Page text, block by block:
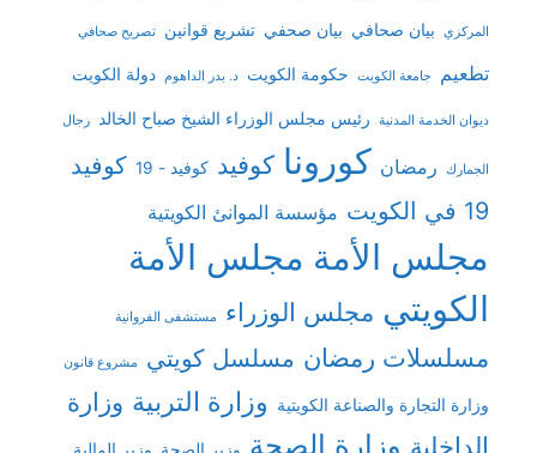
المركزي بيان صحافي بيان صحفي تشريع قوانين تصريح صحافي
تطعيم جامعة الكويت حكومة الكويت د. بدر الداهوم دولة الكويت
ديوان الخدمة المدنية رئيس مجلس الوزراء الشيخ صباح الخالد رجال
الجمارك رمضان كورونا كوفيد كوفيد - 19
كوفيد
19 في الكويت
مؤسسة الموانئ الكويتية
مجلس الأمة مجلس الأمة
الكويتي مجلس الوزراء مستشفى الفروانية
مسلسلات رمضان مسلسل كويتي مشروع قانون
وزارة التجارة والصناعة الكويتية وزارة التربية وزارة
الداخلية وزارة الصحة